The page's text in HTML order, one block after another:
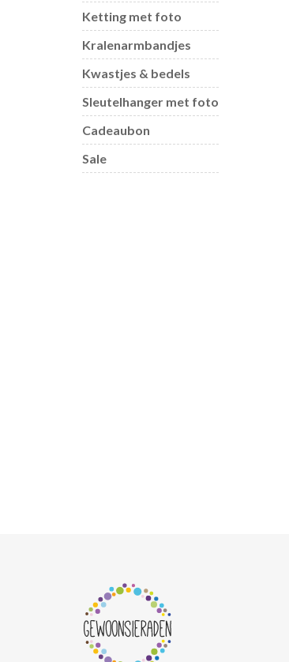
Ketting met foto
Kralenarmbandjes
Kwastjes & bedels
Sleutelhanger met foto
Cadeaubon
Sale